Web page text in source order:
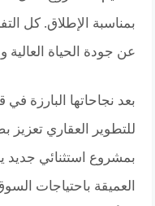
بمناسبة الإطلاق. كل
عن جودة الحياة العالية
بعد نجاحاتها البارزة
للتطوير العقاري
بمشروع استثنائي جديد
العميقة باحتياجات